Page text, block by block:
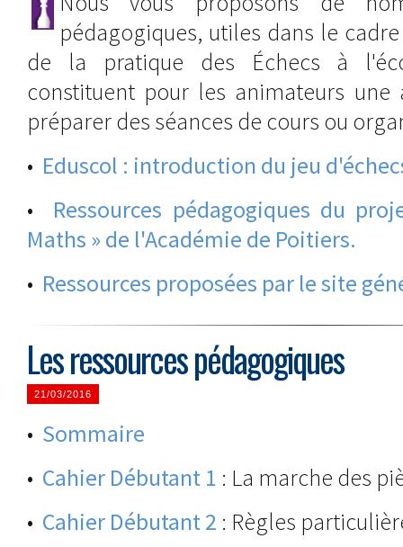
pédagogiques, utiles dans le
de la pratique des Échecs à
constituent pour les animateurs
préparer des séances de cours ou
• Eduscol : introduction du jeu
• Ressources pédagogiques du
Maths » de l'Académie de Poitiers.
• Ressources proposées par le site
Les ressources pédagogiques
21/03/2016
• Sommaire
• Cahier Débutant 1 : La marche des
• Cahier Débutant 2 : Règles